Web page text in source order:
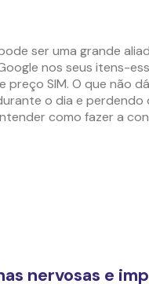
ser uma grande
nos seus itens-
preço SIM. O que não
o dia e perdendo
como fazer a
nervosas e